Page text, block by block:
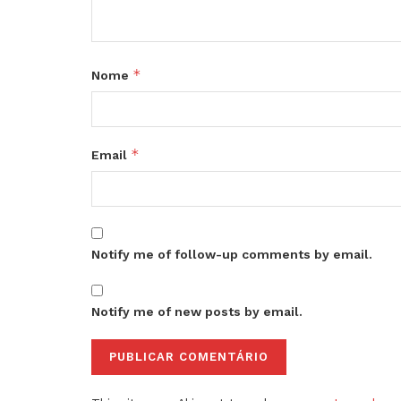
Nome *
Email *
Notify me of follow-up comments by email.
Notify me of new posts by email.